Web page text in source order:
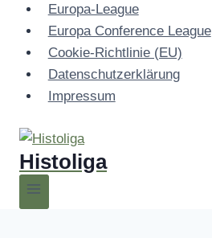
Europa-League
Europa Conference League
Cookie-Richtlinie (EU)
Datenschutzerklärung
Impressum
Histoliga